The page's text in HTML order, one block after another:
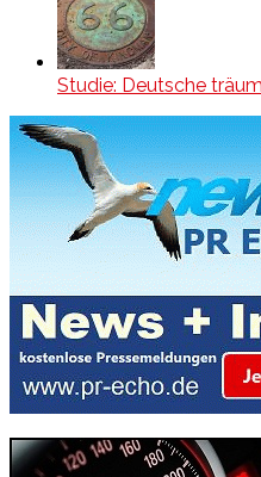
Studie: Deutsche